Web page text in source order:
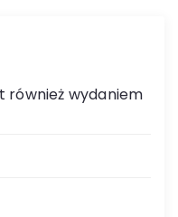
również wydaniem